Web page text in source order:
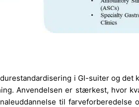
i GI-suiter og det
Anvendelsen er stærkest, hvor
til farveforberedelse